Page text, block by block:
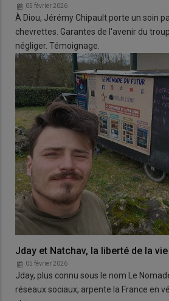
05 février 2026
À Diou, Jérémy Chipault porte un soin
chevrettes. Garantes de l'avenir du
négliger. Témoignage.
Jday et Natchav, la liberté de la
05 février 2026
Jday, plus connu sous le nom Le
réseaux sociaux, arpente la France en